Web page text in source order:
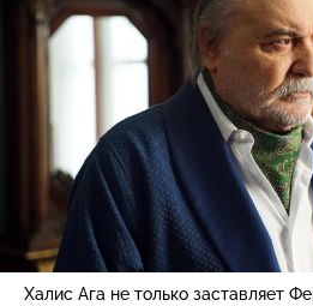
Халис Ага не только заставляет